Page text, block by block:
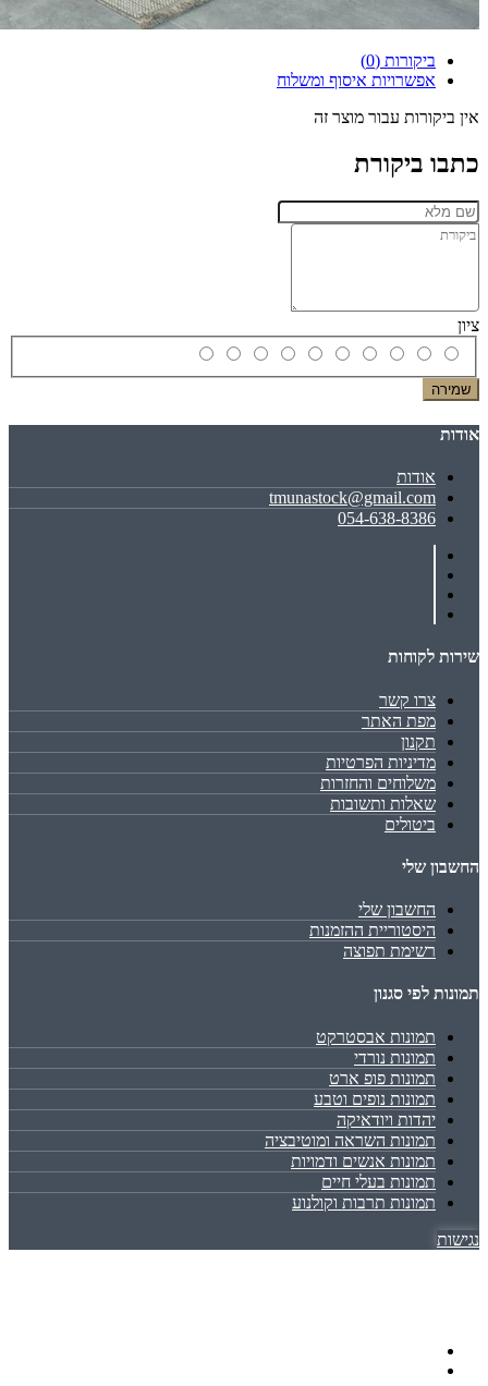
ביקורות (0)
אפשרויות איסוף ומשלוח
אין ביקורות עבור מוצר זה
כתבו ביקורת
ציון
שמירה
אודות
אודות
tmunastock@gmail.com
054-638-8386
שירות לקוחות
צרו קשר
מפת האתר
תקנון
מדיניות הפרטיות
משלוחים והחזרות
שאלות ותשובות
ביטולים
החשבון שלי
החשבון שלי
היסטוריית ההזמנות
רשימת תפוצה
תמונות לפי סגנון
תמונות אבסטרקט
תמונות נורדי
תמונות פופ ארט
תמונות נופים וטבע
יהדות ויודאיקה
תמונות השראה ומוטיבציה
תמונות אנשים ודמויות
תמונות בעלי חיים
תמונות תרבות וקולנוע
נגישות